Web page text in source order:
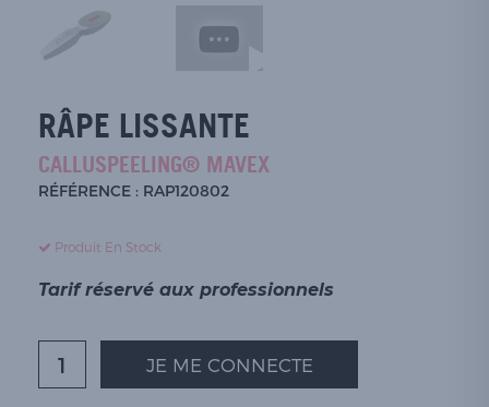
RÂPE LISSANTE
CALLUSPEELING® MAVEX
RÉFÉRENCE : RAP120802
Produit En Stock
Tarif réservé aux professionnels
JE ME CONNECTE